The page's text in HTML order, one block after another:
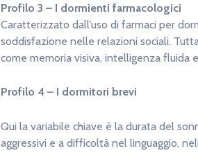
Profilo 3 – I dormienti farmacologici
Caratterizzato dall’uso di farmaci per
soddisfazione nelle relazioni sociali.
come memoria visiva, intelligenza fluida
Profilo 4 – I dormitori brevi
Qui la variabile chiave è la durata del
aggressivi e a difficoltà nel linguaggio,